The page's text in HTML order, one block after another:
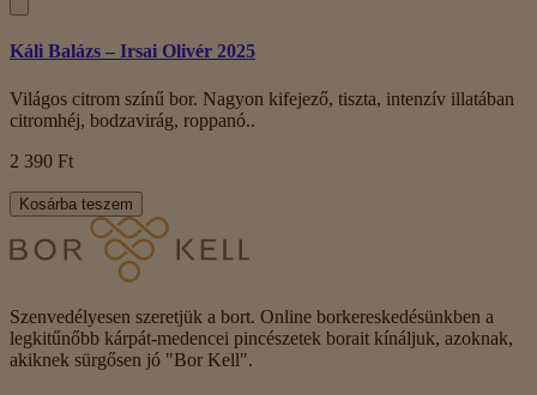
Káli Balázs – Irsai Olivér 2025
Világos citrom színű bor. Nagyon kifejező, tiszta, intenzív illatában
citromhéj, bodzavirág, roppanó..
2 390 Ft
Kosárba teszem
Szenvedélyesen szeretjük a bort. Online borkereskedésünkben a
legkitűnőbb kárpát-medencei pincészetek borait kínáljuk, azoknak,
akiknek sürgősen jó "Bor Kell".